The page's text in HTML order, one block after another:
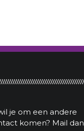
je om een andere
komen? Mail dan